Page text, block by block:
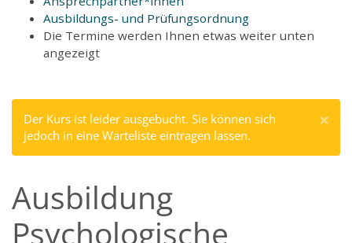
Ausbildungs- und Prüfungsordnung
Die Termine werden Ihnen etwas weiter unten
angezeigt